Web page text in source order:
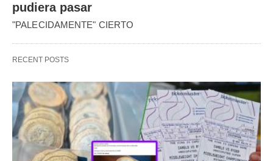
pudiera pasar
"PALECIDAMENTE" CIERTO
RECENT POSTS